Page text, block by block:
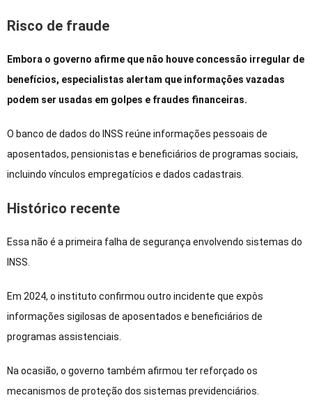
Risco de fraude
Embora o governo afirme que não houve concessão irregular de
benefícios, especialistas alertam que informações vazadas
podem ser usadas em golpes e fraudes financeiras.
O banco de dados do INSS reúne informações pessoais de
aposentados, pensionistas e beneficiários de programas sociais,
incluindo vínculos empregatícios e dados cadastrais.
Histórico recente
Essa não é a primeira falha de segurança envolvendo sistemas do
INSS.
Em 2024, o instituto confirmou outro incidente que expôs
informações sigilosas de aposentados e beneficiários de
programas assistenciais.
Na ocasião, o governo também afirmou ter reforçado os
mecanismos de proteção dos sistemas previdenciários.